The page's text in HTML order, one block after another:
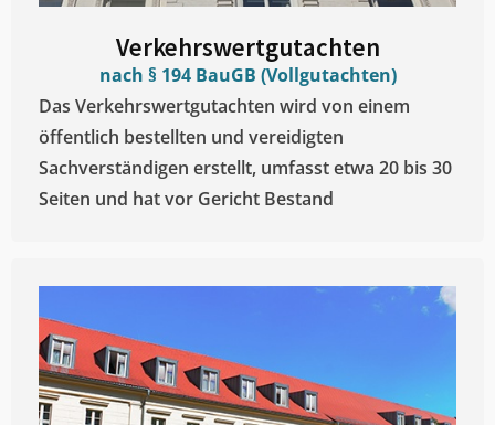
Verkehrswertgutachten
nach § 194 BauGB (Vollgutachten)
Das Verkehrswertgutachten wird von einem
öffentlich bestellten und vereidigten
Sachverständigen erstellt, umfasst etwa 20 bis 30
Seiten und hat vor Gericht Bestand